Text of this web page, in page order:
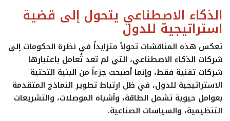
الذكاء الاصطناعي يتحول إلى قضية
استراتيجية للدول
تعكس هذه المناقشات تحولاً متزايداً في نظرة الحكومات إلى
شركات الذكاء الاصطناعي، التي لم تعد تُعامل باعتبارها
شركات تقنية فقط، وإنما أصبحت جزءاً من البنية التحتية
الاستراتيجية للدول، في ظل ارتباط تطوير النماذج المتقدمة
بعوامل حيوية تشمل الطاقة، وأشباه الموصلات، والتشريعات
التنظيمية، والسياسات الصناعية.